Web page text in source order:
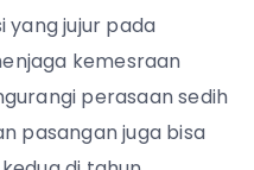
yang jujur pada
kemesraan
perasaan sedih
pasangan juga bisa